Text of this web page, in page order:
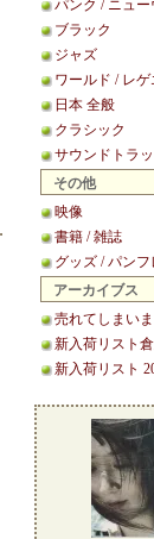
パンク / ニュ
ブラック
ジャズ
ワールド / レゲ
日本 全般
クラシック
サウンドトラ
その他
映像
書籍 / 雑誌
グッズ / パンフ
アーカイブス
売れてしまい
新入荷リスト
新入荷リスト